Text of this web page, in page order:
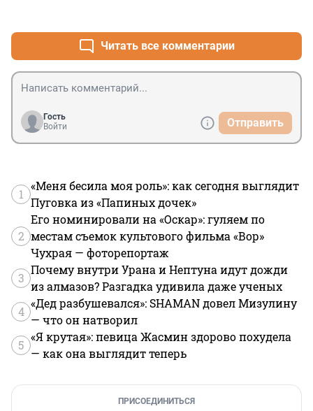
Читать все комментарии
Гость
Войти
Отправить
1
«Меня бесила моя роль»: как сегодня выглядит
Пуговка из «Папиных дочек»
2
Его номинировали на «Оскар»: гуляем по
местам съемок культового фильма «Вор»
Чухрая — фоторепортаж
3
Почему внутри Урана и Нептуна идут дожди
из алмазов? Разгадка удивила даже ученых
4
«Дед разбушевался»: SHAMAN довел Мизулину
— что он натворил
5
«Я крутая»: певица Жасмин здорово похудела
— как она выглядит теперь
ПРИСОЕДИНИТЬСЯ